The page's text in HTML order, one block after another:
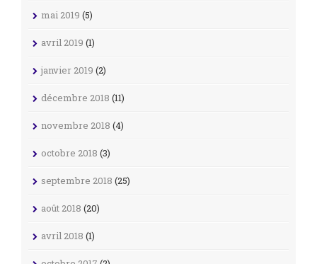
mai 2019 (5)
avril 2019 (1)
janvier 2019 (2)
décembre 2018 (11)
novembre 2018 (4)
octobre 2018 (3)
septembre 2018 (25)
août 2018 (20)
avril 2018 (1)